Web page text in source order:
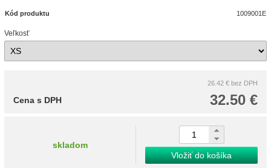
Kód produktu 1009001E
Veľkosť
26.42 € bez DPH
32.50 €
Cena s DPH
skladom
Vložiť do košíka